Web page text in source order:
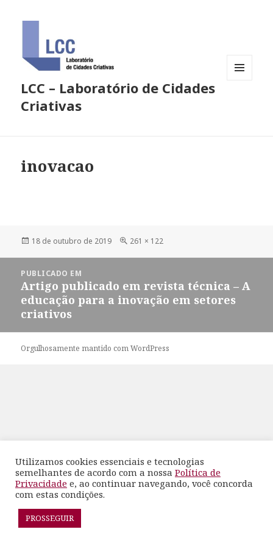
LCC – Laboratório de Cidades
Criativas
inovacao
Publicado
18 de outubro de 2019
Tamanho
261 × 122
PUBLICADO EM
Artigo publicado em revista técnica – A
educação para a inovação em setores
criativos
Orgulhosamente mantido com WordPress
Utilizamos cookies essenciais e tecnologias
semelhantes de acordo com a nossa Política de
Privacidade e, ao continuar navegando, você concorda
com estas condições.
PROSSEGUIR